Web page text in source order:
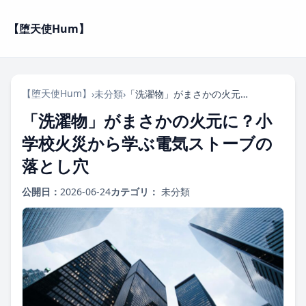
【堕天使Hum】
【堕天使Hum】 ›未分類› 「洗濯物」がまさかの火元に？小学校火災から学ぶ電気ストーブの落とし穴
「洗濯物」がまさかの火元に？小
学校火災から学ぶ電気ストーブの
落とし穴
公開日： 2026-06-24カテゴリ： 未分類